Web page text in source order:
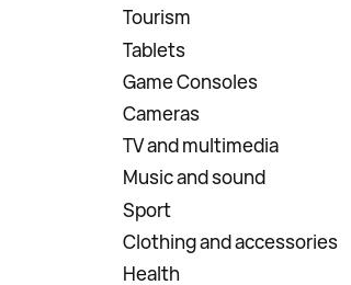
Tourism
Tablets
Game Consoles
Cameras
TV and multimedia
Music and sound
Sport
Clothing and accessories
Health